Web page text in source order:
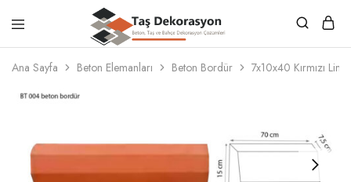
Taş
Dekorasyon
Beton,
Taş
Bahçe
Dekorasyon
Ana Sayfa Beton Elemanları Beton Bordür 7x10x40 Kırmızı